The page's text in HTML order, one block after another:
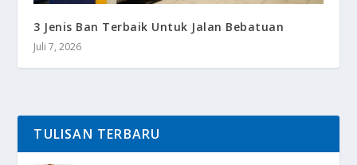
3 Jenis Ban Terbaik Untuk Jalan Bebatuan
Juli 7, 2026
TULISAN TERBARU